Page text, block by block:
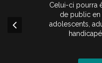
Celui-ci pourra
de public en
adolescents,